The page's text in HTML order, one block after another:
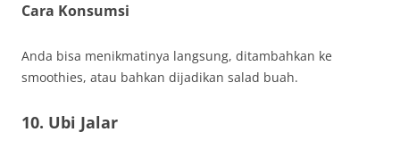
Cara Konsumsi
Anda bisa menikmatinya langsung, ditambahkan ke
smoothies, atau bahkan dijadikan salad buah.
10. Ubi Jalar